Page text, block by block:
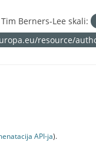
Berners-Lee skali:
resource/
API-jа).